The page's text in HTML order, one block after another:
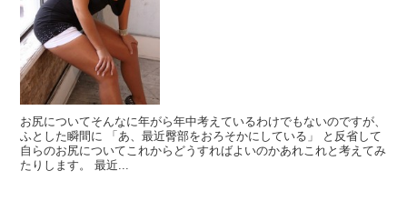
お尻についてそんなに年がら年中考えているわけでもないのですが、
ふとした瞬間に 「あ、最近臀部をおろそかにしている」 と反省して
自らのお尻についてこれからどうすればよいのかあれこれと考えてみ
たりします。 最近...